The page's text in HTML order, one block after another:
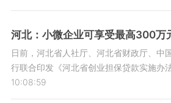
河北：小微企业可享受最高300万
日前，河北省人社厅、河北省财政厅、中
行联合印发《河北省创业担保贷款实施办法
10:08:59